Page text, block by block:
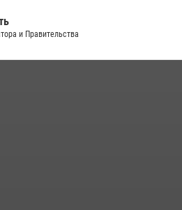
в эфире радио «России - Белгород»
для воспитанников
и Правительства